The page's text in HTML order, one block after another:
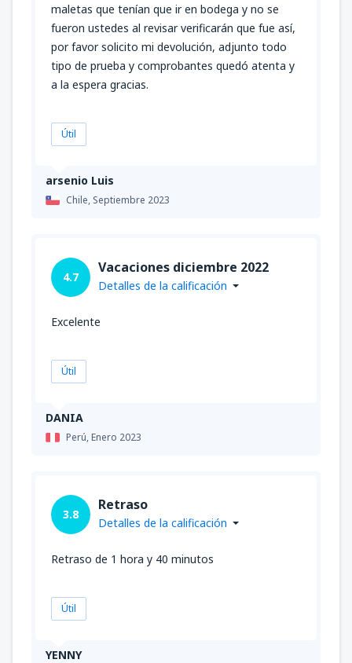
arsenio Luis
Chile, Septiembre 2023
maletas que tenían que ir en bodega y no se
fueron ustedes al revisar verificarán que fue así,
por favor solicito mi devolución, adjunto todo
tipo de prueba y comprobantes quedó atenta y
a la espera gracias.
Útil
DANIA
Perú,Enero 2023
4.7
Vacaciones diciembre 2022
Detalles de la calificación
Excelente
Útil
YENNY
3.8
Retraso
Detalles de la calificación
Retraso de 1 hora y 40 minutos
Útil